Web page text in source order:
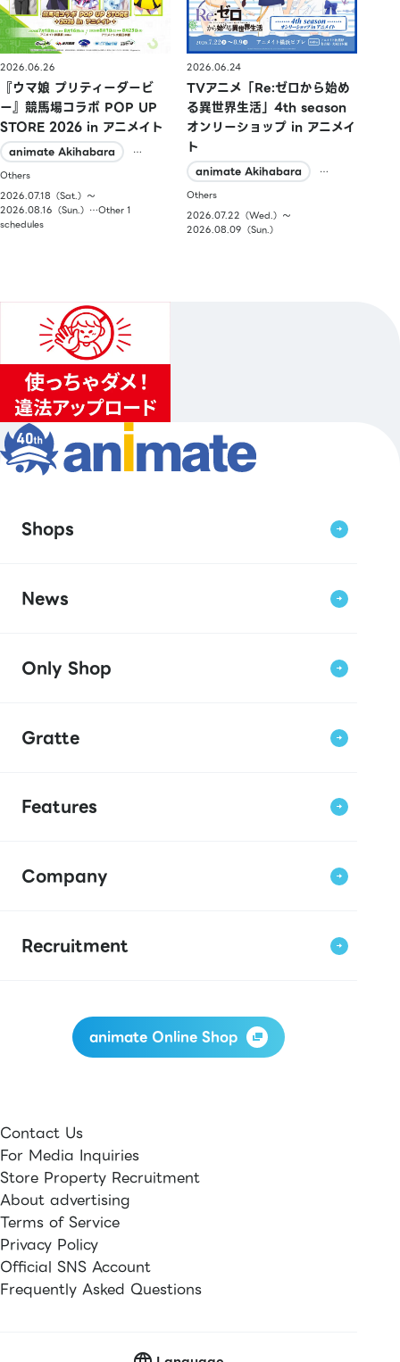
2026.06.26
『ウマ娘 プリティーダービ
ー』競馬場コラボ POP UP
STORE 2026 in アニメイト
animate Akihabara
…
Others
2026.07.18（Sat.）〜
2026.08.16（Sun.）…Other 1
schedules
2026.06.24
TVアニメ「Re:ゼロから始め
る異世界生活」4th season
オンリーショップ in アニメイ
ト
animate Akihabara
…
Others
2026.07.22（Wed.）〜
2026.08.09（Sun.）
Shops
News
Only Shop
Gratte
Features
Company
Recruitment
animate Online Shop
Contact Us
For Media Inquiries
Store Property Recruitment
About advertising
Terms of Service
Privacy Policy
Official SNS Account
Frequently Asked Questions